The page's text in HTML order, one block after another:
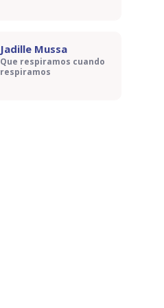
Jadille Mussa
Que respiramos cuando
respiramos